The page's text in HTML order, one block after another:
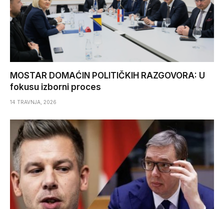
MOSTAR DOMAĆIN POLITIČKIH RAZGOVORA: U
fokusu izborni proces
14 TRAVNJA, 2026